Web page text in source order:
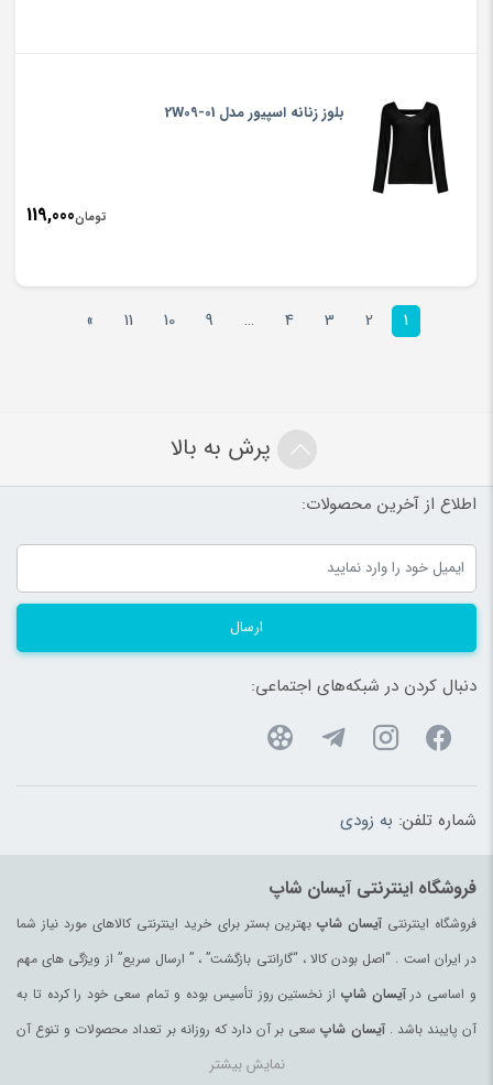
بلوز زنانه اسپیور مدل 2W09-01
تومان119,000
1
2
3
4
…
9
10
11
»
پرش به بالا
اطلاع از آخرین محصولات:
ارسال
دنبال کردن در شبکه‌های اجتماعی:
شماره تلفن: به زودی
فروشگاه اینترنتی آیسان شاپ
فروشگاه اینترنتیآیسان شاپبهترین بستر برای خرید اینترنتی کالاهای مورد نیاز شما
در ایران است . “اصل بودن کالا ، “گارانتی بازگشت” ، ” ارسال سریع” از ویژگی های مهم
و اساسی درآیسان شاپ از نخستین روز تأسیس بوده و تمام سعی خود را کرده تا به
آن پایبند باشد .آیسان شاپ سعی بر آن دارد که روزانه بر تعداد محصولات و تنوع آن
بیفزاید تا بتواند نیاز همه ی افراد با هر نوع سلیقه را در خرید محصولات اینترنتی مرتفع
نمایش بیشتر